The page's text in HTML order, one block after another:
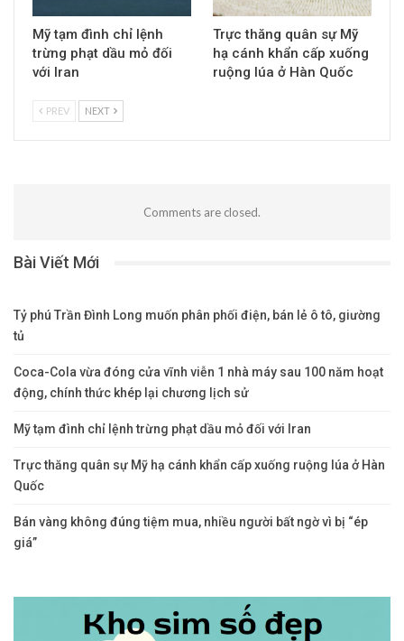
Mỹ tạm đình chỉ lệnh
trừng phạt dầu mỏ đối
với Iran
Trực thăng quân sự Mỹ
hạ cánh khẩn cấp xuống
ruộng lúa ở Hàn Quốc
PREV NEXT
Comments are closed.
Bài Viết Mới
Tỷ phú Trần Đình Long muốn phân phối điện, bán lẻ ô tô, giường
tủ
Coca-Cola vừa đóng cửa vĩnh viễn 1 nhà máy sau 100 năm hoạt
động, chính thức khép lại chương lịch sử
Mỹ tạm đình chỉ lệnh trừng phạt dầu mỏ đối với Iran
Trực thăng quân sự Mỹ hạ cánh khẩn cấp xuống ruộng lúa ở Hàn
Quốc
Bán vàng không đúng tiệm mua, nhiều người bất ngờ vì bị “ép
giá”